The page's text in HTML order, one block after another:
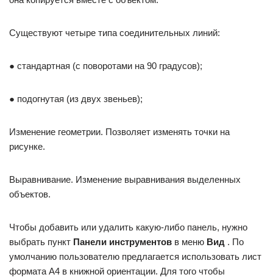
Существуют четыре типа соединительных линий:
● стандартная (с поворотами на 90 градусов);
● подогнутая (из двух звеньев);
Изменение геометрии. Позволяет изменять точки на
рисунке.
Выравнивание. Изменение выравнивания выделенных
объектов.
Чтобы добавить или удалить какую-либо панель, нужно
выбрать пункт Панели инструментов в меню Вид . По
умолчанию пользователю предлагается использовать лист
формата А4 в книжной ориентации. Для того чтобы